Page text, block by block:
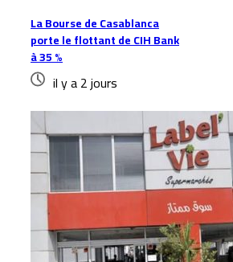
La Bourse de Casablanca
porte le flottant de CIH Bank
à 35 %
il y a 2 jours